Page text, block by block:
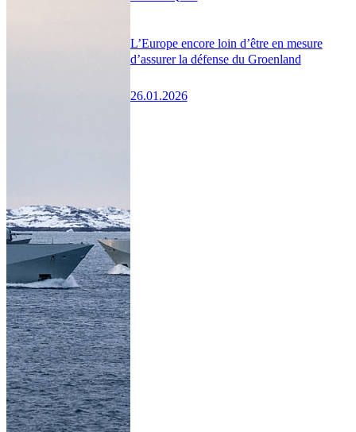
L’Europe encore loin d’être en mesure
d’assurer la défense du Groenland
26.01.2026